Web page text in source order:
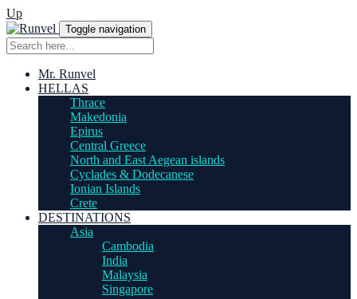
Up
Toggle navigation
Mr. Runvel
HELLAS
Thrace
Makedonia
Epirus
Central Greece
North and East Aegean islands
Cyclades & Dodecanese
Ionian Islands
Crete
DESTINATIONS
Asia
Cambodia
India
Malaysia
Singapore